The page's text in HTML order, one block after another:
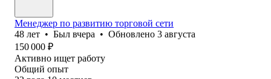
Менеджер по развитию торговой сети
48 лет • Был вчера • Обновлено 3 августа
150 000 ₽
Активно ищет работу
Общий опыт